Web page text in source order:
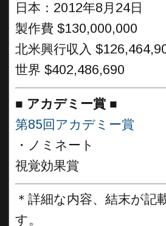
日本：2012年8月24日
製作費 $130,000,000
北米興行収入
世界 $402,486,690
■ アカデミー賞 ■
第85回アカデミー賞
・ノミネート
視覚効果賞
＊詳細な内容、結末が記
す。